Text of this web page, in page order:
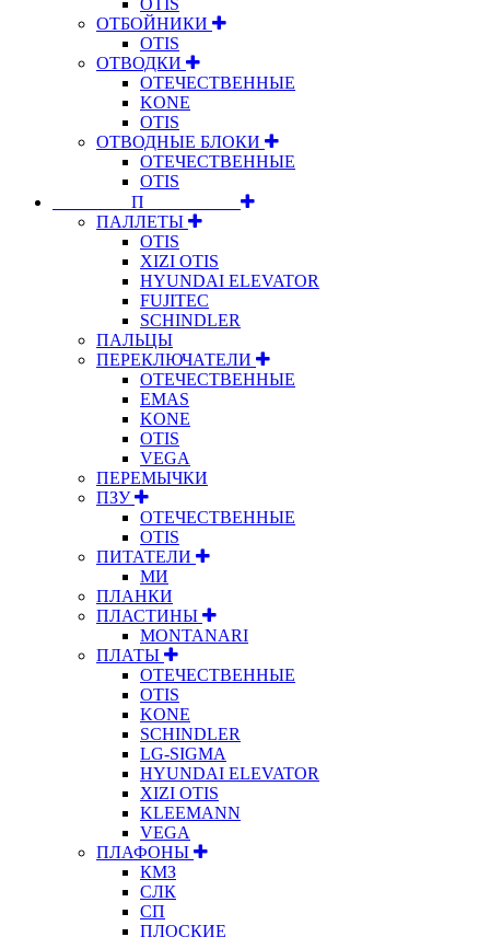
ОТБОЙНИКИ
OTIS
ОТВОДКИ
ОТЕЧЕСТВЕННЫЕ
KONE
OTIS
ОТВОДНЫЕ БЛОКИ
ОТЕЧЕСТВЕННЫЕ
OTIS
⠀⠀⠀⠀⠀⠀П⠀⠀⠀⠀⠀⠀⠀
ПАЛЛЕТЫ
OTIS
XIZI OTIS
HYUNDAI ELEVATOR
FUJITEC
SCHINDLER
ПАЛЬЦЫ
ПЕРЕКЛЮЧАТЕЛИ
ОТЕЧЕСТВЕННЫЕ
EMAS
KONE
OTIS
VEGA
ПЕРЕМЫЧКИ
ПЗУ
ОТЕЧЕСТВЕННЫЕ
OTIS
ПИТАТЕЛИ
МИ
ПЛАНКИ
ПЛАСТИНЫ
MONTANARI
ПЛАТЫ
ОТЕЧЕСТВЕННЫЕ
OTIS
KONE
SCHINDLER
LG-SIGMA
HYUNDAI ELEVATOR
XIZI OTIS
KLEEMANN
VEGA
ПЛАФОНЫ
КМЗ
СЛК
СП
ПЛОСКИЕ